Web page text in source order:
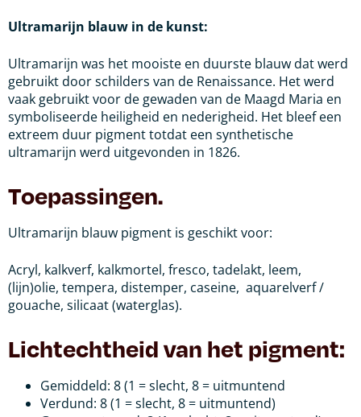
Ultramarijn blauw in de kunst:
Ultramarijn was het mooiste en duurste blauw dat werd
gebruikt door schilders van de Renaissance. Het werd
vaak gebruikt voor de gewaden van de Maagd Maria en
symboliseerde heiligheid en nederigheid. Het bleef een
extreem duur pigment totdat een synthetische
ultramarijn werd uitgevonden in 1826.
Toepassingen.
Ultramarijn blauw pigment is geschikt voor:
Acryl, kalkverf, kalkmortel, fresco, tadelakt, leem,
(lijn)olie, tempera, distemper, caseine, aquarelverf /
gouache, silicaat (waterglas).
Lichtechtheid van het pigment:
Gemiddeld: 8 (1 = slecht, 8 = uitmuntend
Verdund: 8 (1 = slecht, 8 = uitmuntend)